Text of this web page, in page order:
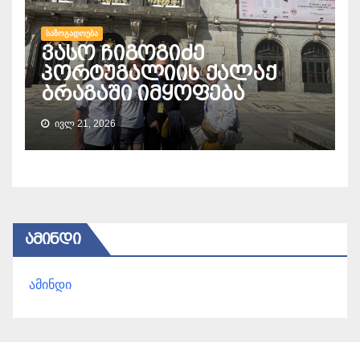
ᲡᲐᲖᲝᲒᲐᲓᲝᲔᲑᲐ
ვასო ჩიგოგიძე
პორტუგალიის ქალაქ
ბრაგაში იმყოფება
ᲘᲕᲚ 21, 2026
ᲐᲛᲘᲜᲓᲘ
ამინდი